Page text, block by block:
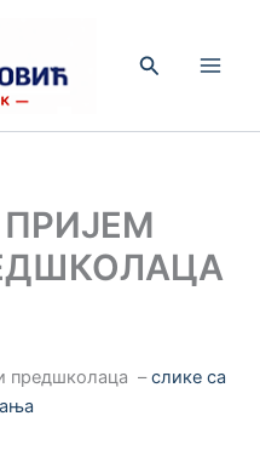
Претрага
предшколаца –слике са